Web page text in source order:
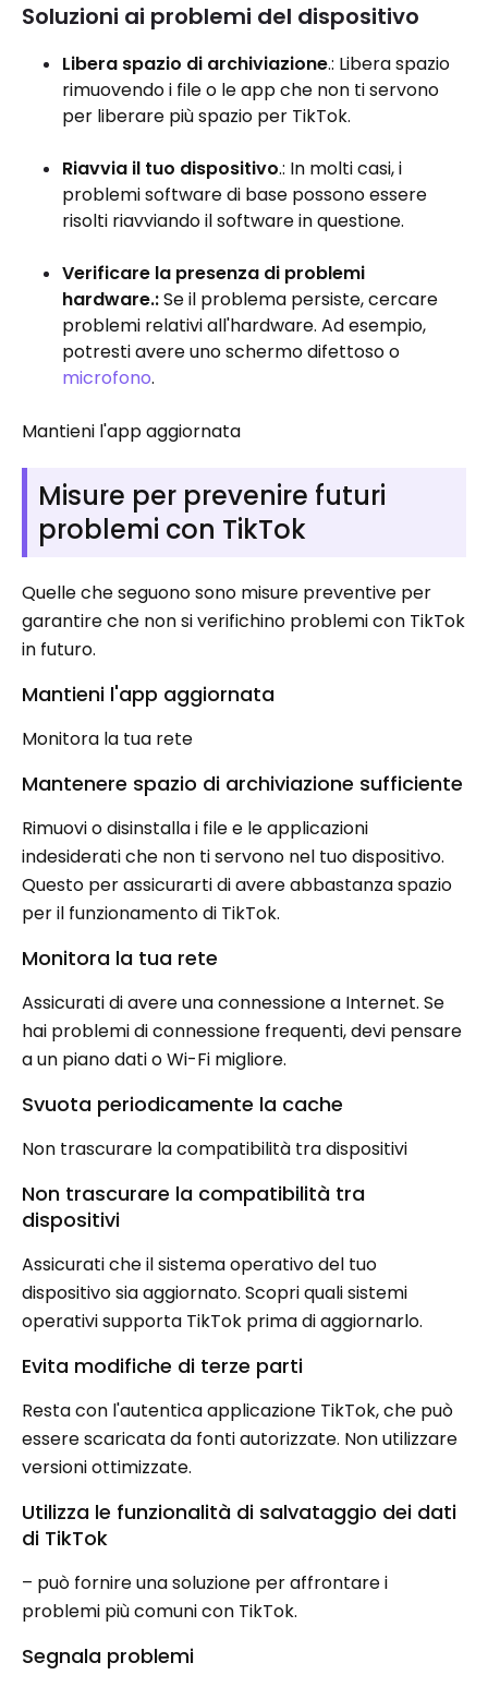
Soluzioni ai problemi del dispositivo
Libera spazio di archiviazione.: Libera spazio
rimuovendo i file o le app che non ti servono
per liberare più spazio per TikTok.
Riavvia il tuo dispositivo.: In molti casi, i
problemi software di base possono essere
risolti riavviando il software in questione.
Verificare la presenza di problemi
hardware.:Se il problema persiste, cercare
problemi relativi all'hardware. Ad esempio,
potresti avere uno schermo difettoso o
microfono.
Mantieni l'app aggiornata
Misure per prevenire futuri
problemi con TikTok
Quelle che seguono sono misure preventive per
garantire che non si verifichino problemi con TikTok
in futuro.
Mantieni l'app aggiornata
Monitora la tua rete
Mantenere spazio di archiviazione sufficiente
Rimuovi o disinstalla i file e le applicazioni
indesiderati che non ti servono nel tuo dispositivo.
Questo per assicurarti di avere abbastanza spazio
per il funzionamento di TikTok.
Monitora la tua rete
Assicurati di avere una connessione a Internet. Se
hai problemi di connessione frequenti, devi pensare
a un piano dati o Wi-Fi migliore.
Svuota periodicamente la cache
Non trascurare la compatibilità tra dispositivi
Non trascurare la compatibilità tra
dispositivi
Assicurati che il sistema operativo del tuo
dispositivo sia aggiornato. Scopri quali sistemi
operativi supporta TikTok prima di aggiornarlo.
Evita modifiche di terze parti
Resta con l'autentica applicazione TikTok, che può
essere scaricata da fonti autorizzate. Non utilizzare
versioni ottimizzate.
Utilizza le funzionalità di salvataggio dei dati
di TikTok
– può fornire una soluzione per affrontare i
problemi più comuni con TikTok.
Segnala problemi